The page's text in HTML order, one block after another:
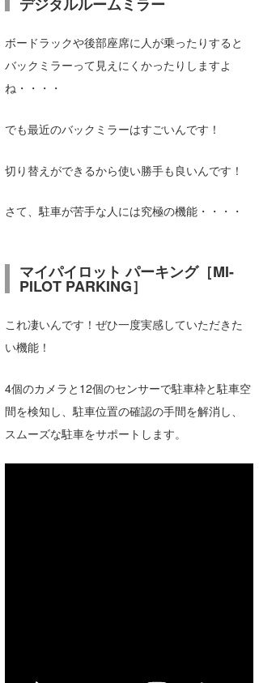
ボードラックや後部座席に人が乗ったりすると
バックミラーって見えにくかったりしますよ
ね・・・・
でも最近のバックミラーはすごいんです！
切り替えができるから使い勝手も良いんです！
さて、駐車が苦手な人には究極の機能・・・・
マイパイロット パーキング［MI-
PILOT PARKING］
これ凄いんです！ぜひ一度実感していただきた
い機能！
4個のカメラと12個のセンサーで駐車枠と駐車空
間を検知し、駐車位置の確認の手間を解消し、
スムーズな駐車をサポートします。
予報士 hiro.
banpaku